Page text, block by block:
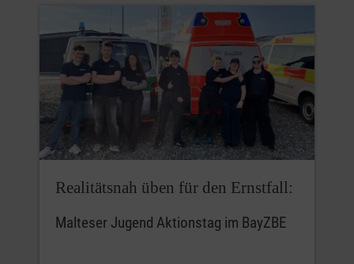
Realitätsnah üben für den Ernstfall:
Malteser Jugend Aktionstag im BayZBE